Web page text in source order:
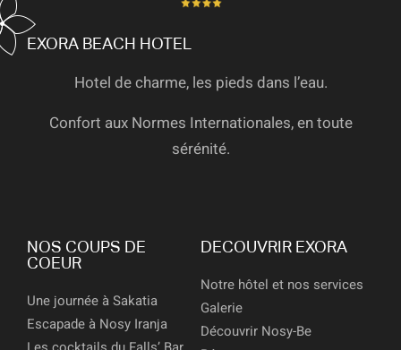
EXORA BEACH HOTEL
Hotel de charme, les pieds dans l’eau.
Confort aux Normes Internationales, en toute
sérénité.
NOS COUPS DE
COEUR
Une journée à Sakatia
Escapade à Nosy Iranja
DECOUVRIR EXORA
Notre hôtel et nos services
Galerie
Découvrir Nosy-Be